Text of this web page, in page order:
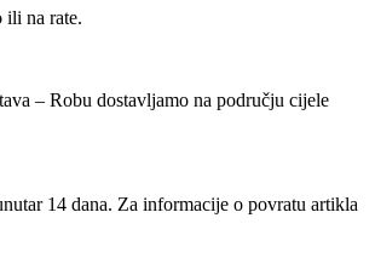
ili na rate.
– Robu dostavljamo na području cijele
14 dana. Za informacije o povratu artikla